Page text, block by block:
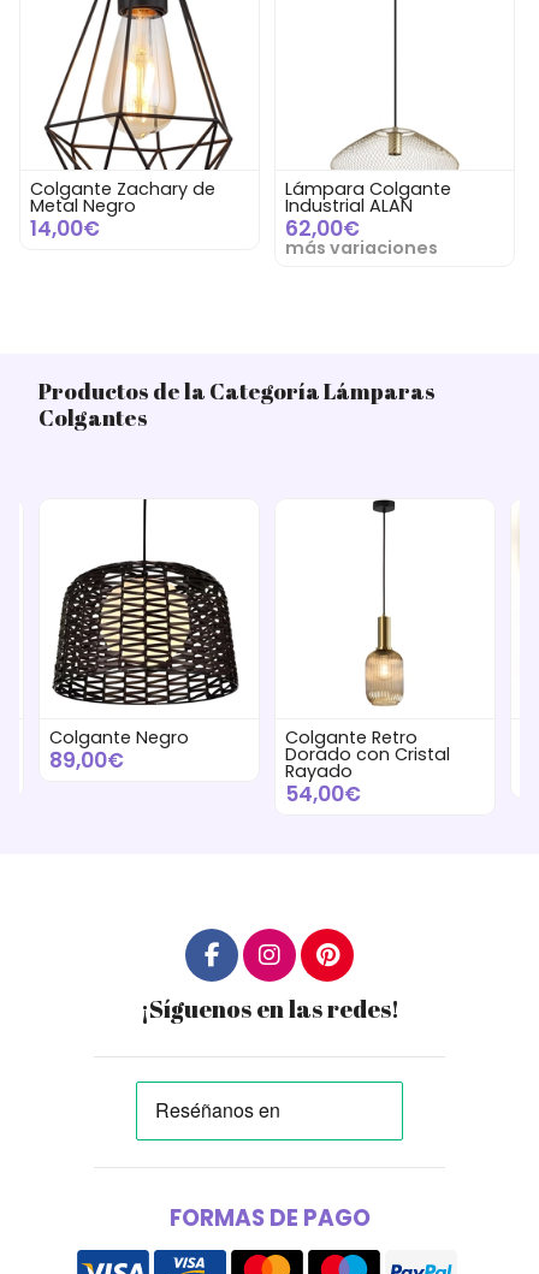
Colgante Zachary de
Metal Negro
14,00€
Lámpara Colgante
Industrial ALAN
62,00€
más variaciones
Productos de la Categoría Lámparas
Colgantes
Colgante Negro
89,00€
Colgante Retro
Dorado con Cristal
Rayado
54,00€
¡Síguenos en las redes!
FORMAS DE PAGO